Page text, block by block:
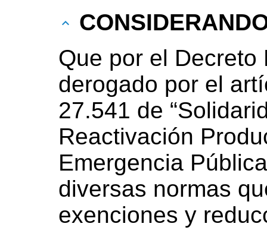
Que por el Decreto
derogado por el
27.541 de
Reactivación
Emergencia
diversas normas
exenciones y